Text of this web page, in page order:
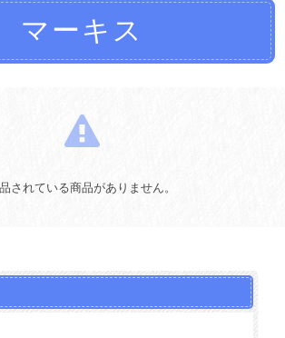
マーキス
されている商品がありません。